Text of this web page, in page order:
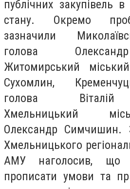
публічних закупівель
стану. Окремо
зазначили
голова
Житомирський
Сухомлин,
голова Віталій
Хмельницький
Олександр Симчишин.
Хмельницького
АМУ наголосив, що
прописати умови та